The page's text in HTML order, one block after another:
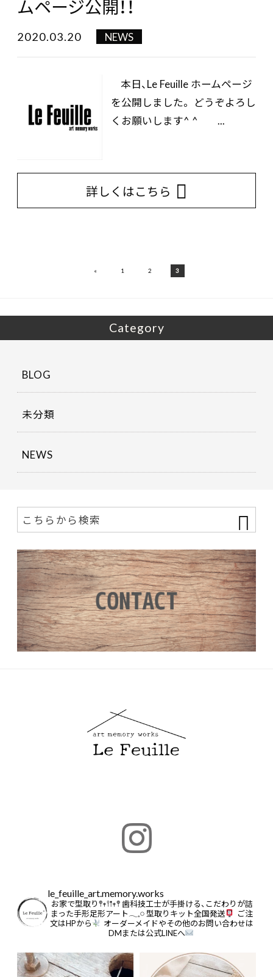
ムページ公開！！
2020.03.20 NEWS
本日、Le Feuille ホームページ
を公開しました。 どうぞよろし
くお願いします^ ^ ...
詳しくはこちら
« 1 2 3
Category
BLOG
未分類
NEWS
le_feuille_art.memory.works
お家で型取り𖤣𖥧𖥣𖡡𖥧𖤣歯科技工士が手掛ける、こだわりが詰
まった手形足形アート𓂃𓈒𓏸型取りキット全国発送
ご注
文はHPから
オーダーメイドやその他のお問い合わせは
DMまたは公式LINEへ